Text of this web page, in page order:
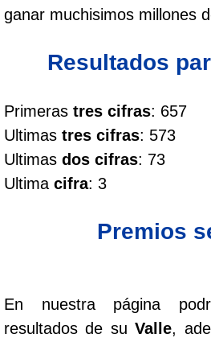
Cafeterito Noche
Caribeña Día
Caribeña Noche
Chontico Día
Culona noche
ganar muchisimos millones
Resultados
Primeras tres cifras: 657
Ultimas tres cifras: 573
Ultimas dos cifras: 73
Ultima cifra: 3
Premios
En nuestra página
resultados de suValle,